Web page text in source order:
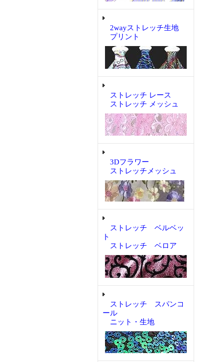
2wayストレッチ生地
プリント
ストレッチ レース
ストレッチ メッシュ
3Dフラワー
ストレッチメッシュ
ストレッチ ベルベッ
ト
ストレッチ ベロア
ストレッチ スパンコ
ール
ニット・生地